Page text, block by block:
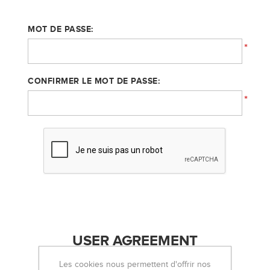
MOT DE PASSE:
*
CONFIRMER LE MOT DE PASSE:
*
USER AGREEMENT
Les cookies nous permettent d'offrir nos